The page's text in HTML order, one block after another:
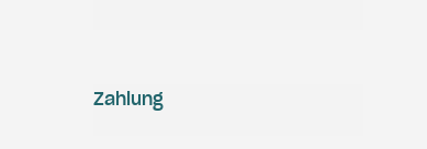
Zahlung